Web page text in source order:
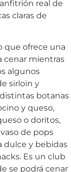
real de
claras de
que ofrece una
cenar mientras
algunos
sirloin y
distintas botanas
y queso,
o doritos,
de pops
dulce y bebidas
Es un club
se podrá cenar